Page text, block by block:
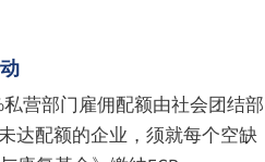
私营部门雇佣配额由社会团结部
达配额的企业，须就每个空缺